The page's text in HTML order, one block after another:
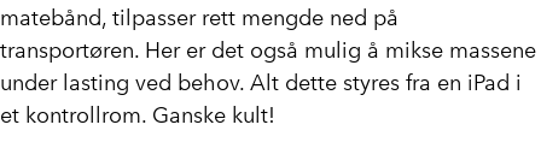
matebånd, tilpasser rett mengde ned på
transportøren. Her er det også mulig å mikse massene
under lasting ved behov. Alt dette styres fra en iPad i
et kontrollrom. Ganske kult!